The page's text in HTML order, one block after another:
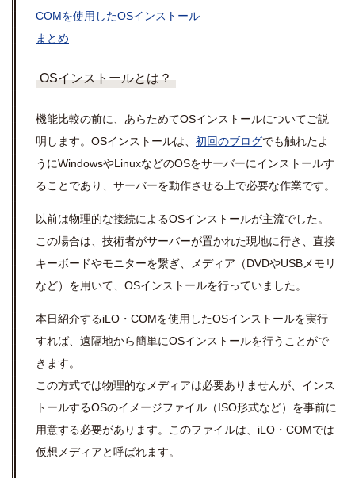
COMを使用したOSインストール
まとめ
OSインストールとは？
機能比較の前に、あらためてOSインストールについてご説
明します。OSインストールは、 初回のブログでも触れたよ
うにWindowsやLinuxなどのOSをサーバーにインストールす
ることであり、サーバーを動作させる上で必要な作業です。
以前は物理的な接続によるOSインストールが主流でした。
この場合は、技術者がサーバーが置かれた現地に行き、直接
キーボードやモニターを繋ぎ、メディア（DVDやUSBメモリ
など）を用いて、OSインストールを行っていました。
本日紹介するiLO・COMを使用したOSインストールを実行
すれば、遠隔地から簡単にOSインストールを行うことがで
きます。
この方式では物理的なメディアは必要ありませんが、インス
トールするOSのイメージファイル（ISO形式など）を事前に
用意する必要があります。このファイルは、iLO・COMでは
仮想メディアと呼ばれます。